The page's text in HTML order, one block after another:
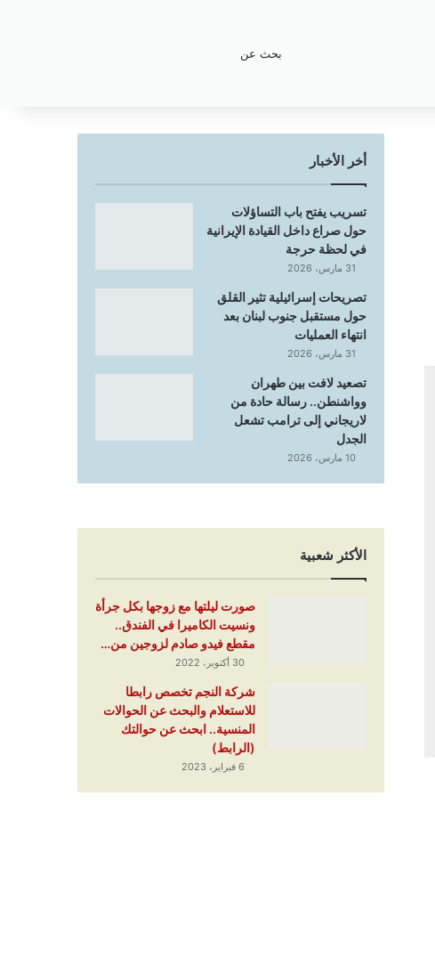
أخر الأخبار
تسريب يفتح باب التساؤلات
حول صراع داخل القيادة الإيرانية
في لحظة حرجة
31 مارس، 2026
تصريحات إسرائيلية تثير القلق
حول مستقبل جنوب لبنان بعد
انتهاء العمليات
31 مارس، 2026
تصعيد لافت بين طهران
وواشنطن.. رسالة حادة من
لاريجاني إلى ترامب تشعل
الجدل
10 مارس، 2026
الأكثر شعبية
صورت ليلتها مع زوجها بكل جرأة
ونسيت الكاميرا في الفندق..
مقطع فيدو صادم لزوجين من…
30 أكتوبر، 2022
شركة النجم تخصص رابطا
للاستعلام والبحث عن الحوالات
المنسية.. ابحث عن حوالتك
(الرابط)
6 فبراير، 2023